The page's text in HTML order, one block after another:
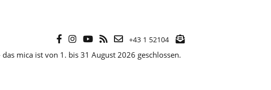
+43 1 52104
- das mica ist von 1. bis 31 August 2026 geschlossen.